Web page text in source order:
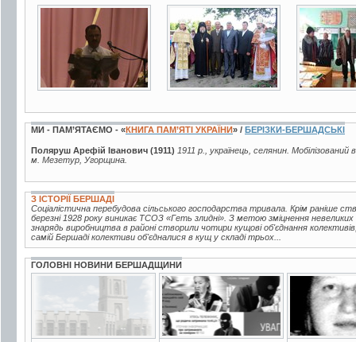
3 фото 3 фото
МИ - ПАМ’ЯТАЄМО - «КНИГА ПАМ’ЯТІ УКРАЇНИ» / БЕРІЗКИ-БЕРШАДСЬКІ
Поляруш Арефій Іванович (1911) 1911 р., українець, селянин.
м. Мезетур, Угорщина.
З ІСТОРІЇ БЕРШАДІ
Соціалістична перебудова сільського господарства тривала. Крім раніше
березні 1928 року виникає ТСОЗ «Геть злидні». З метою зміцнення
знарядь виробництва в районі створили чотири кущові об'єднання
самій Бершаді колективи об'єдналися в кущ у складі трьох...
ГОЛОВНІ НОВИНИ БЕРШАДЩИНИ